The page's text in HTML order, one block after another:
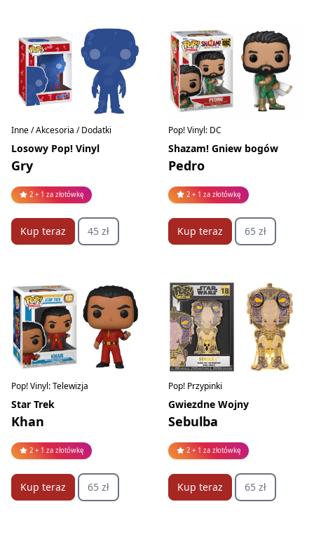
Inne / Akcesoria / Dodatki
Losowy Pop! Vinyl
Gry
2 + 1 za złotówkę
Kup teraz 45 zł
Pop! Vinyl: DC
Shazam! Gniew bogów
Pedro
2 + 1 za złotówkę
Kup teraz 65 zł
Pop! Vinyl: Telewizja
Star Trek
Khan
2 + 1 za złotówkę
Kup teraz 65 zł
Pop! Przypinki
Gwiezdne Wojny
Sebulba
2 + 1 za złotówkę
Kup teraz 65 zł